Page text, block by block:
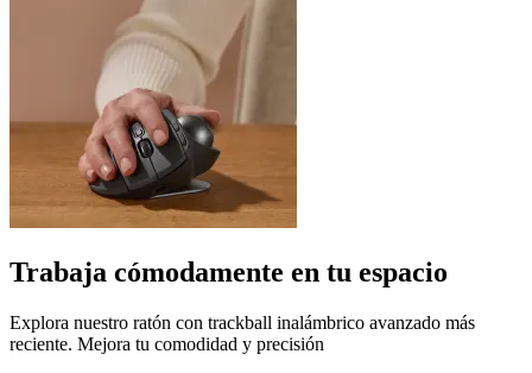
Trabaja cómodamente en tu espacio
Explora nuestro ratón con trackball inalámbrico avanzado más
reciente. Mejora tu comodidad y precisión